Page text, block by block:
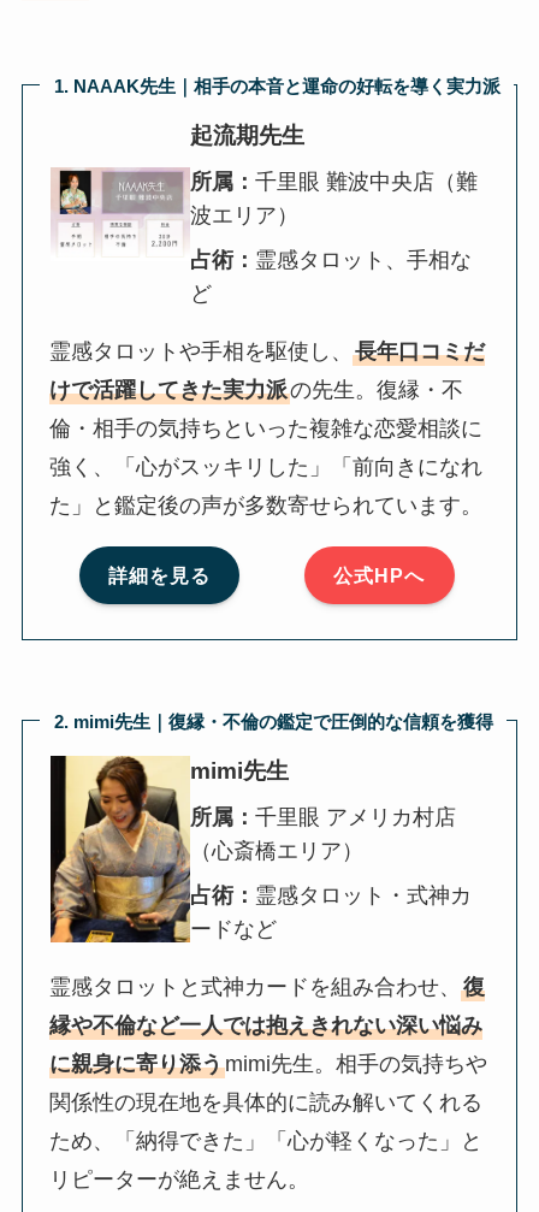
1. NAAAK先生｜相手の本音と運命の好転を導く実力派
起流期先生
所属：千里眼 難波中央店（難
波エリア）
占術： 霊感タロット、手相な
ど
霊感タロットや手相を駆使し、長年口コミだ
けで活躍してきた実力派の先生。復縁・不
倫・相手の気持ちといった複雑な恋愛相談に
強く、「心がスッキリした」「前向きになれ
た」と鑑定後の声が多数寄せられています。
詳細を見る 公式HPへ
2. mimi先生｜復縁・不倫の鑑定で圧倒的な信頼を獲得
mimi先生
所属：千里眼 アメリカ村店
（心斎橋エリア）
占術： 霊感タロット・式神カ
ードなど
霊感タロットと式神カードを組み合わせ、復
縁や不倫など一人では抱えきれない深い悩み
に親身に寄り添うmimi先生。相手の気持ちや
関係性の現在地を具体的に読み解いてくれる
ため、「納得できた」「心が軽くなった」と
リピーターが絶えません。